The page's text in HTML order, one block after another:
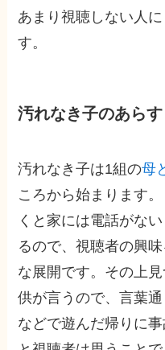
あまり視聴しない人
す。
汚れなき子のあら
汚れなき子は1組の母
ころから始まります
くと家には電話がな
るので、視聴者の興
な展開です。その上
供が言うので、言葉
などで遊んだ帰りに